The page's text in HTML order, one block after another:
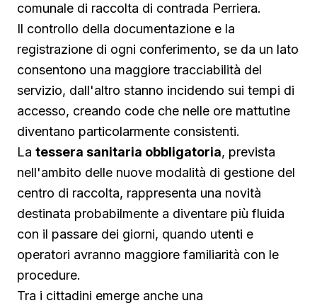
comunale di raccolta di contrada Perriera.
Il controllo della documentazione e la
registrazione di ogni conferimento, se da un lato
consentono una maggiore tracciabilità del
servizio, dall'altro stanno incidendo sui tempi di
accesso, creando code che nelle ore mattutine
diventano particolarmente consistenti.
La tessera sanitaria obbligatoria, prevista
nell'ambito delle nuove modalità di gestione del
centro di raccolta, rappresenta una novità
destinata probabilmente a diventare più fluida
con il passare dei giorni, quando utenti e
operatori avranno maggiore familiarità con le
procedure.
Tra i cittadini emerge anche una